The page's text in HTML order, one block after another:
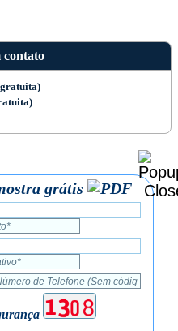
contato
gratuita)
grátis